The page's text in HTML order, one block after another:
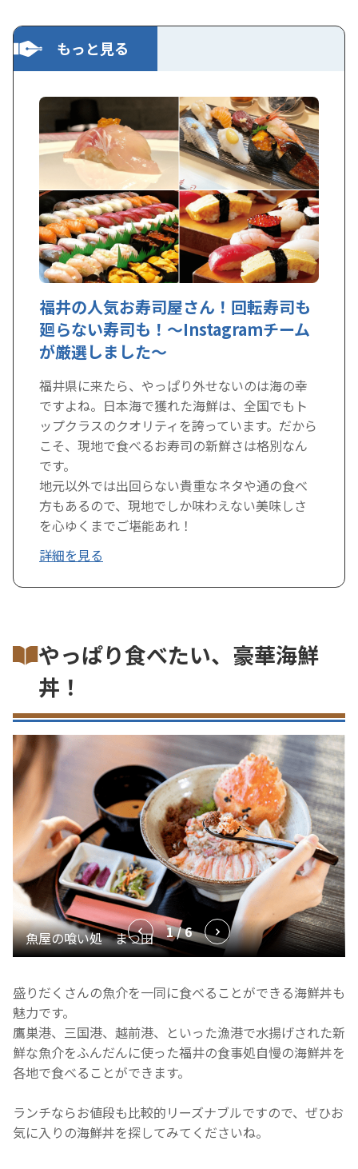
もっと見る
福井の人気お寿司屋さん！回転寿司も
廻らない寿司も！～Instagramチーム
が厳選しました～
福井県に来たら、やっぱり外せないのは海の幸
ですよね。日本海で獲れた海鮮は、全国でもト
ップクラスのクオリティを誇っています。だから
こそ、現地で食べるお寿司の新鮮さは格別なん
です。
地元以外では出回らない貴重なネタや通の食べ
方もあるので、現地でしか味わえない美味しさ
を心ゆくまでご堪能あれ！
詳細を見る
やっぱり食べたい、豪華海鮮
丼！
1 / 6
盛りだくさんの魚介を一同に食べることができる海鮮丼も
魅力です。
鷹巣港、三国港、越前港、といった漁港で水揚げされた新
鮮な魚介をふんだんに使った福井の食事処自慢の海鮮丼を
各地で食べることができます。
ランチならお値段も比較的リーズナブルですので、ぜひお
気に入りの海鮮丼を探してみてくださいね。